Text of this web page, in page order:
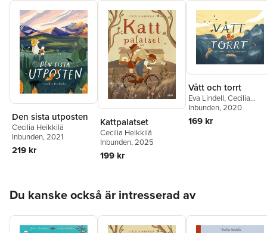
Den sista utposten
Cecilia Heikkilä
Inbunden, 2021
219 kr
Kattpalatset
Cecilia Heikkilä
Inbunden, 2025
199 kr
Vått och torrt
Eva Lindell,Cecilia
Heikkilä
Inbunden, 2020
169 kr
Du kanske också är intresserad av